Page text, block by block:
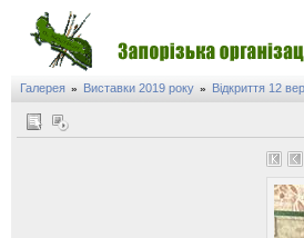
Галерея » Виставки 2019 року » Відкриття 12